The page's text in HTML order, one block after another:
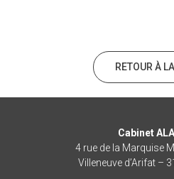
RETOUR À
Cabinet
4 rue de la Marquise
Villeneuve d’Arifat –